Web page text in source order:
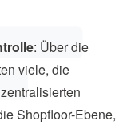
: Über die
viele, die
Shopfloor-Ebene,